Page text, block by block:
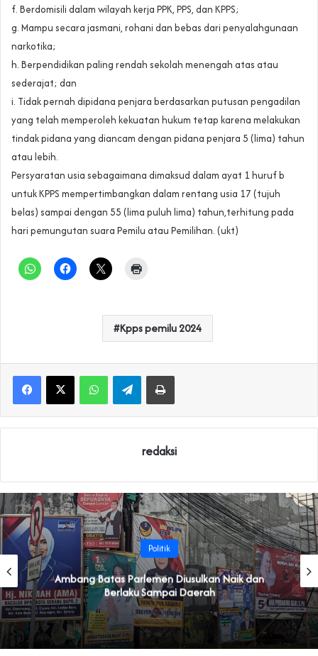
f. Berdomisili dalam wilayah kerja PPK, PPS, dan KPPS;
g. Mampu secara jasmani, rohani dan bebas dari penyalahgunaan
narkotika;
h. Berpendidikan paling rendah sekolah menengah atas atau
sederajat; dan
i. Tidak pernah dipidana penjara berdasarkan putusan pengadilan
yang telah memperoleh kekuatan hukum tetap karena melakukan
tindak pidana yang diancam dengan pidana penjara 5 (lima) tahun
atau lebih.
Persyaratan usia sebagaimana dimaksud dalam ayat 1 huruf b
untuk KPPS mempertimbangkan dalam rentang usia 17 (tujuh
belas) sampai dengan 55 (lima puluh lima) tahun,terhitung pada
hari pemungutan suara Pemilu atau Pemilihan. (ukt)
Kpps pemilu 2024
WhatsAppTelegramPrint
redaksi
Politik
Ambang Batas Parlemen Diusulkan Naik dan
Berlaku Sampai Daerah